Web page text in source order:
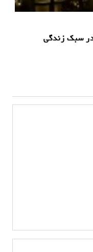
در سبک زندگی